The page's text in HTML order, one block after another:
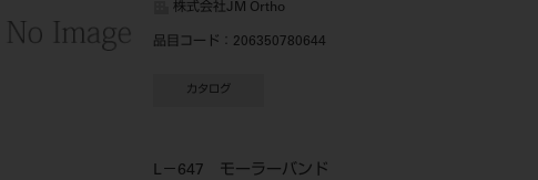
株式会社JM Ortho
品目コード ：206350780644
カタログ
L－647 モーラーバンド